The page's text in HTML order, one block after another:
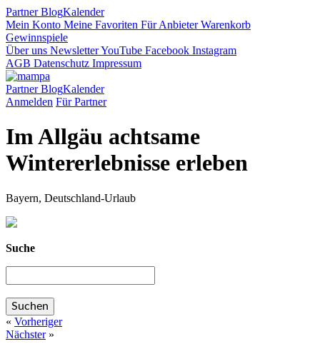
PartnerBlogKalender
Mein Konto Meine Favoriten Für AnbieterWarenkorb
Gewinnspiele
Über uns NewsletterYouTube Facebook Instagram
AGB Datenschutz Impressum
PartnerBlogKalender
Anmelden Für Partner
Im Allgäu achtsame
Wintererlebnisse erleben
Bayern, Deutschland-Urlaub
Suche
« Vorheriger
Nächster»